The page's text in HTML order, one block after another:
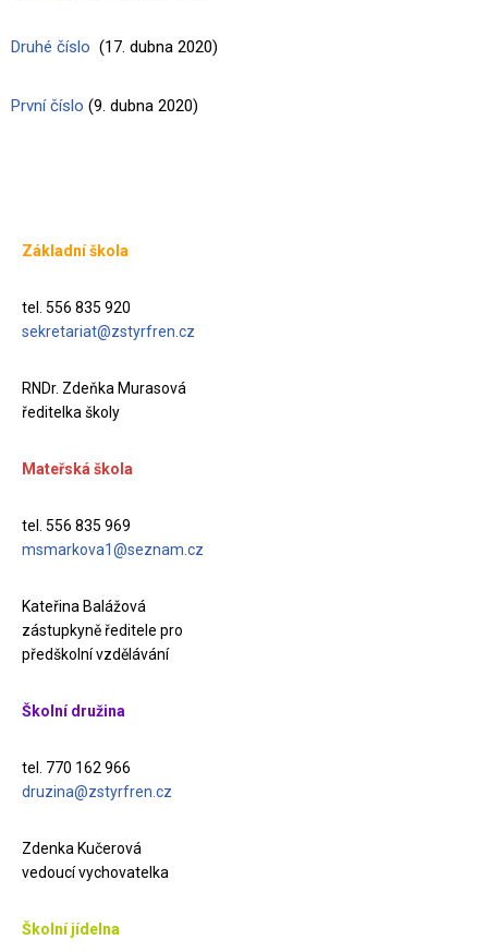
Druhé číslo (17. dubna 2020)
První číslo (9. dubna 2020)
Základní škola
tel. 556 835 920
sekretariat@zstyrfren.cz
RNDr. Zdeňka Murasová
ředitelka školy
Mateřská škola
tel. 556 835 969
msmarkova1@seznam.cz
Kateřina Balážová
zástupkyně ředitele pro
předškolní vzdělávání
Školní družina
tel. 770 162 966
druzina@zstyrfren.cz
Zdenka Kučerová
vedoucí vychovatelka
Školní jídelna